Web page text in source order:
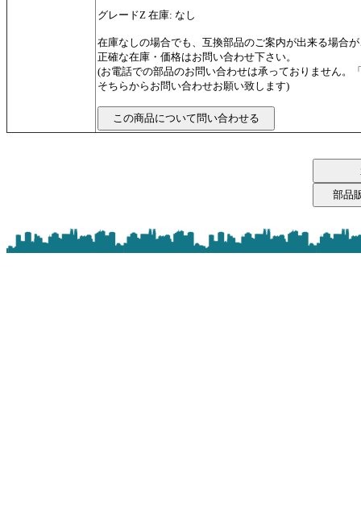
グレードZ 在庫: なし
在庫なしの場合でも、互換部品のご案内が出来る場合
正確な在庫・価格はお問い合わせ下さい。
(お電話での部品のお問い合わせは承っておりません。
そちらからお問い合わせお願い致します)